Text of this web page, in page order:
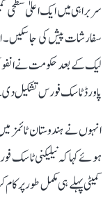
سربراہی میں ایک اعلیٰ سطحی
لیک کے بعد حکومت نے
پاورڈ ٹاسک فورس تشکیل
انہوں نے ہندوستان ٹائمز